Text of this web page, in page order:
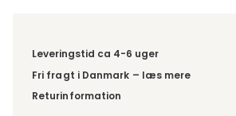
Leveringstid ca 4-6 uger
Fri fragt i Danmark – læs mere
Denne vare leveres til din dør/
Returinformation